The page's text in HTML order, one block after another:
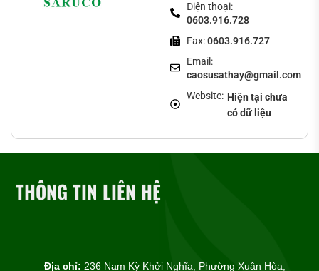
Điện thoại:
0603.916.728
Fax:0603.916.727
Email:
caosusathay@gmail.com
Website: Hiện tại chưa
có dữ liệu
THÔNG TIN LIÊN HỆ
Địa chỉ: 236 Nam Kỳ Khởi Nghĩa, Phường Xuân Hòa,